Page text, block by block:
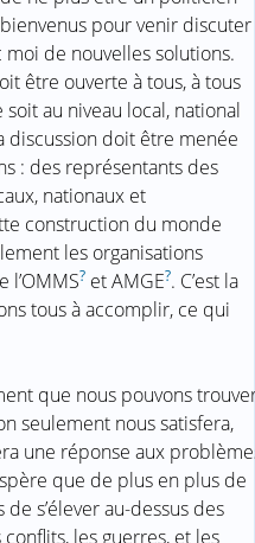
pour venir discuter
de nouvelles solutions.
être ouverte à tous, à tous
soit au niveau local, national
discussion doit être menée
: des représentants des
nationaux et
construction du monde
les organisations
l’OMMS? et AMGE?. C’est la
tous à accomplir, ce qui
que nous pouvons
seulement nous satisfera,
une réponse aux
que de plus en plus de
s’élever au-dessus des
les guerres, et les